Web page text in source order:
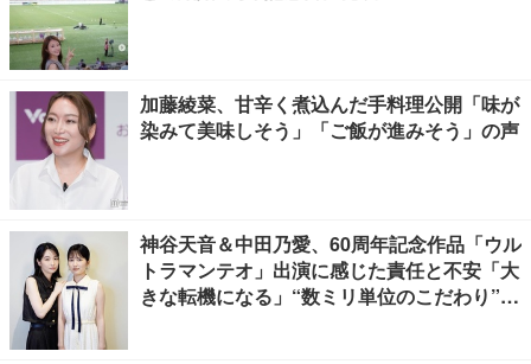
加藤綾菜、甘辛く煮込んだ手料理公開「味が
染みて美味しそう」「ご飯が進みそう」の声
神谷天音＆中田乃愛、60周年記念作品「ウル
トラマンテオ」出演に感じた責任と不安「大
きな転機になる」“数ミリ単位のこだわり”特